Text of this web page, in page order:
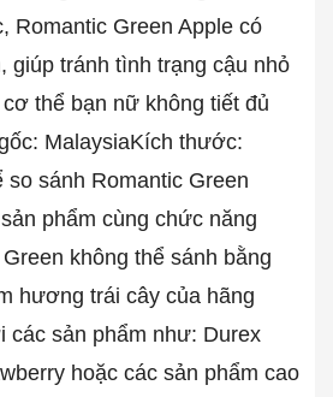
Romantic Green Apple có
giúp tránh tình trạng cậu nhỏ
thể bạn nữ không tiết đủ
MalaysiaKích thước:
so sánh Romantic Green
phẩm cùng chức năng
không thể sánh bằng
hương trái cây của hãng
các sản phẩm như: Durex
hoặc các sản phẩm cao